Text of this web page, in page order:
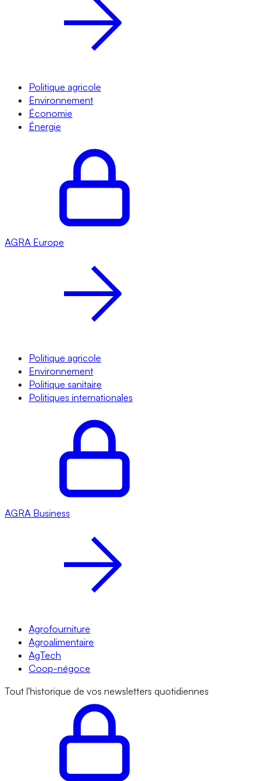
Politique agricole
Environnement
Économie
Énergie
AGRA Europe
Politique agricole
Environnement
Politique sanitaire
Politiques internationales
AGRA Business
Agrofourniture
Agroalimentaire
AgTech
Coop-négoce
Tout l'historique de vos newsletters quotidiennes